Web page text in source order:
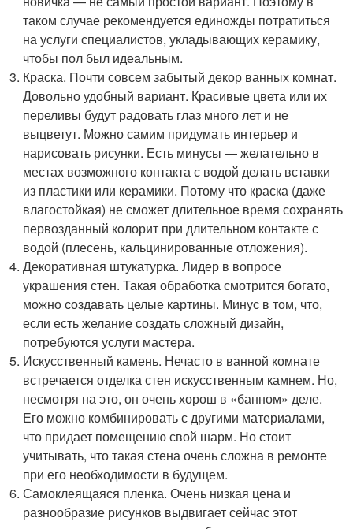
таком случае рекомендуется единожды потратиться
на услуги специалистов, укладывающих керамику,
чтобы пол был идеальным.
Краска. Почти совсем забытый декор ванных комнат.
Довольно удобный вариант. Красивые цвета или их
переливы будут радовать глаз много лет и не
выцветут. Можно самим придумать интерьер и
нарисовать рисунки. Есть минусы — желательно в
местах возможного контакта с водой делать вставки
из пластики или керамики. Потому что краска (даже
влагостойкая) не сможет длительное время сохранять
первозданный колорит при длительном контакте с
водой (плесень, кальцинированные отложения).
Декоративная штукатурка. Лидер в вопросе
украшения стен. Такая обработка смотрится богато,
можно создавать целые картины. Минус в том, что,
если есть желание создать сложный дизайн,
потребуются услуги мастера.
Искусственный камень. Нечасто в ванной комнате
встречается отделка стен искусственным камнем. Но,
несмотря на это, он очень хорош в «банном» деле.
Его можно комбинировать с другими материалами,
что придает помещению свой шарм. Но стоит
учитывать, что такая стена очень сложна в ремонте
при его необходимости в будущем.
Самоклеящаяся пленка. Очень низкая цена и
разнообразие рисунков выдвигает сейчас этот